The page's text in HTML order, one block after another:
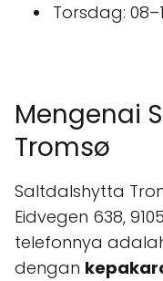
Torsdag:
Mengenai
Tromsø
Saltdalshytta
Eidvegen 638,
telefonnya
dengan